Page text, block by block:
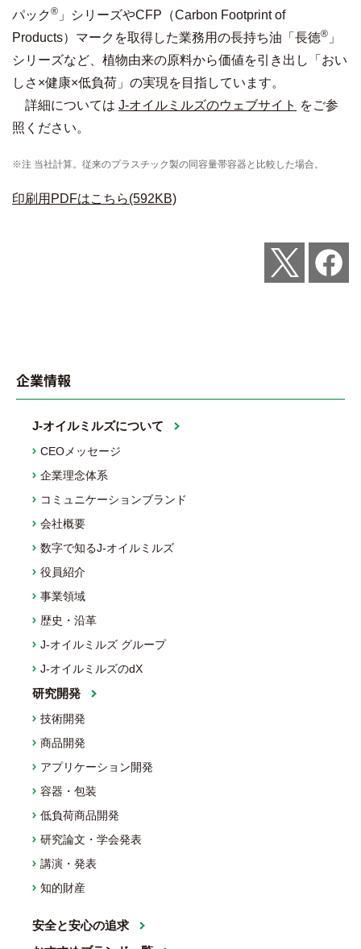
パック® 」シリーズやCFP（Carbon Footprint of
Products）マークを取得した業務用の長持ち油「長徳® 」
シリーズなど、植物由来の原料から価値を引き出し「おい
しさ×健康×低負荷」の実現を目指しています。
詳細については J-オイルミルズのウェブサイト をご参
照ください。
※注 当社計算。従来のプラスチック製の同容量帯容器と比較した場合。
印刷用PDFはこちら(592KB)
企業情報
J-オイルミルズについて
CEOメッセージ
企業理念体系
コミュニケーションブランド
会社概要
数字で知るJ-オイルミルズ
役員紹介
事業領域
歴史・沿革
J-オイルミルズ グループ
J-オイルミルズのdX
研究開発
技術開発
商品開発
アプリケーション開発
容器・包装
低負荷商品開発
研究論文・学会発表
講演・発表
知的財産
安全と安心の追求